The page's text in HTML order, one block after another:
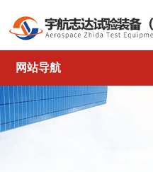
网站导航